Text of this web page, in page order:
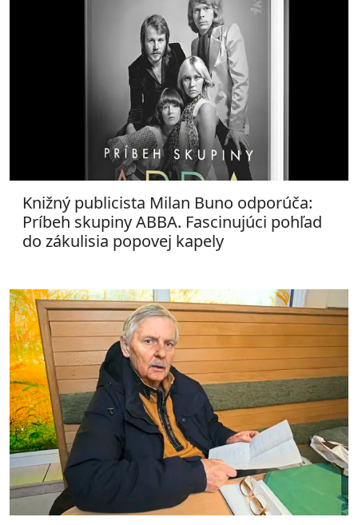
Knižný publicista Milan Buno odporúča:
Príbeh skupiny ABBA. Fascinujúci pohľad
do zákulisia popovej kapely